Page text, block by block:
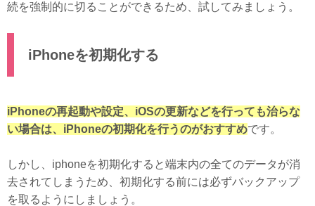
続を強制的に切ることができるため、試してみましょう。
iPhoneを初期化する
iPhoneの再起動や設定、iOSの更新などを行っても治らな
い場合は、iPhoneの初期化を行うのがおすすめです。
しかし、iphoneを初期化すると端末内の全てのデータが消
去されてしまうため、初期化する前には必ずバックアップ
を取るようにしましょう。